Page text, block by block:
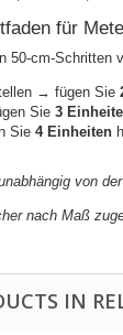
für
50-cm-Schritten
→ fügen Sie
Sie 3
Sie 4 Einheiten
von
nach Maß
IN